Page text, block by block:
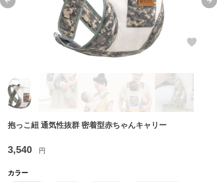
Previous slide
抱っこ紐 通気性抜群 密着型赤ちゃんキャリー
3,540 円
カラー